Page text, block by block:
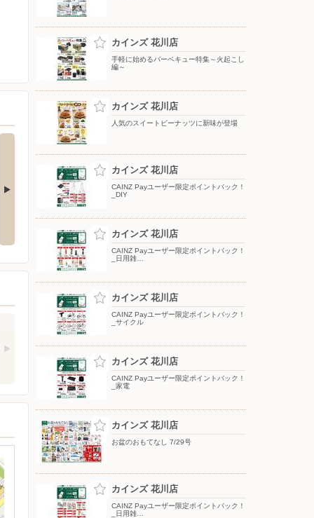
ツに新味
夏のひんやり寝具
カインズ 花川店
手軽に始めるバーベキュー特集～火起こし
編～
カインズ 花川店
人気のスイートピーナッツに新味が登場
カインズ 花川店
CAINZ Payユーザー限定ポイントバック！
_DIY
カインズ 花川店
CAINZ Payユーザー限定ポイントバック！
_日用雑…
カインズ 花川店
CAINZ Payユーザー限定ポイントバック！
_サイクル
カインズ 花川店
CAINZ Payユーザー限定ポイントバック！
_家電
カインズ 花川店
お盆のおもてなし 7/29号
カインズ 花川店
CAINZ Payユーザー限定ポイントバック！
_日用雑…